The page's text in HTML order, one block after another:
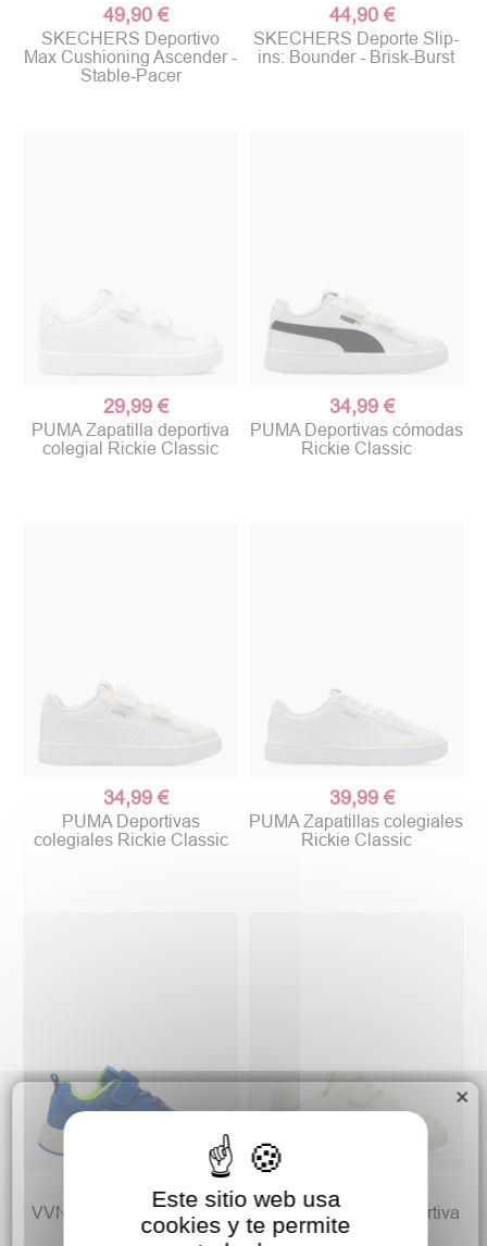
49,90 €
SKECHERS Deportivo
Max Cushioning Ascender -
Stable-Pacer
44,90 €
SKECHERS Deporte Slip-
ins: Bounder - Brisk-Burst
29,99 €
PUMA Zapatilla deportiva
colegial Rickie Classic
34,99 €
PUMA Deportivas cómodas
Rickie Classic
34,99 €
PUMA Deportivas
colegiales Rickie Classic
39,99 €
PUMA Zapatillas colegiales
Rickie Classic
19,90 €
VVNN Zapatilla deportiva
confort niño
PEKES Zapatilla deportiva
casual respetuosa
×
Este sitio web usa
cookies y te permite